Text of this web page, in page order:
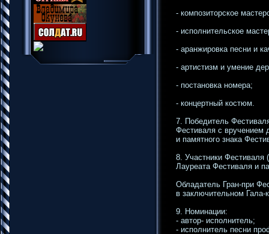
- композиторское
- исполнительское
- аранжировка песни и
- артистизм и умение
- постановка номера;
- концертный костюм.
7. Победитель
Фестиваля с вручением
и памятного знака
8. Участники Фестиваля
Лауреата Фестиваля и
Обладатель Гран-при
в заключительном Гала-
9. Номинации:
- автор- исполнитель;
- исполнитель песни